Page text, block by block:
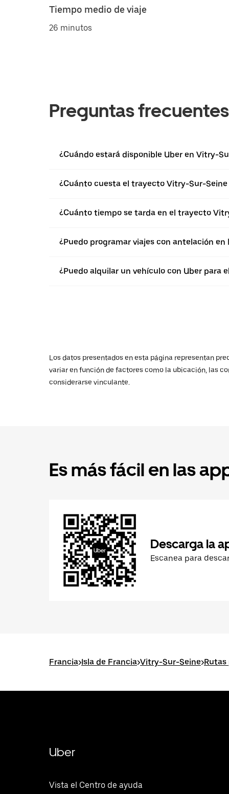
Tiempo medio de viaje
26 minutos
Preguntas frecuentes
¿Cuándo estará disponible Uber en Vitry-
¿Cuánto cuesta el trayecto Vitry-Sur-
¿Cuánto tiempo se tarda en el trayecto
¿Puedo programar viajes con antelación
¿Puedo alquilar un vehículo con Uber
Los datos presentados en esta página representan
variar en función de factores como la ubicación, las
considerarse vinculante.
Es más fácil en las
Descarga la
Escanea para
Francia>Isla de Francia>Vitry-Sur-Seine>
Uber
Vista el Centro de ayuda